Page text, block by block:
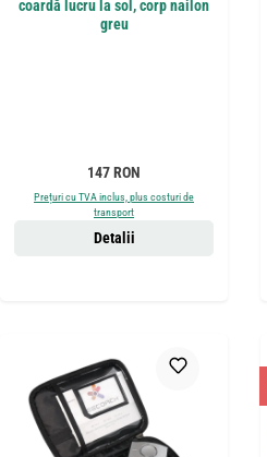
coardă lucru la sol, corp nailon
greu
Preț obișnuit:
147 RON
Prețuri cu TVA inclus, plus costuri de
transport
Detalii